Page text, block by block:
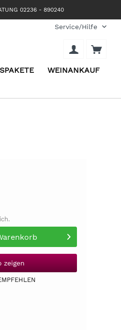
02236 - 890240
Service/Hilfe
WEINANKAUF
zeigen